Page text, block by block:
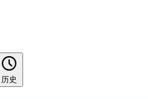
历史